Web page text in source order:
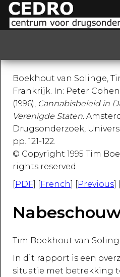
Boekhout van Solinge,
Frankrijk. In: Peter Cohen
(1996), Cannabisbeleid in
Verenigde Staten.
Drugsonderzoek,
pp. 121-122.
© Copyright 1995 Tim
rights reserved.
[PDF] [French] [Previous]
Tim Boekhout van
In dit rapport is een
situatie met betrekking